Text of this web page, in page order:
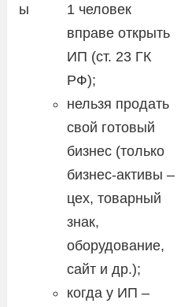
ы
1 человек
вправе открыть
ИП (ст. 23 ГК
РФ);
нельзя продать
свой готовый
бизнес (только
бизнес-активы –
цех, товарный
знак,
оборудование,
сайт и др.);
когда у ИП –